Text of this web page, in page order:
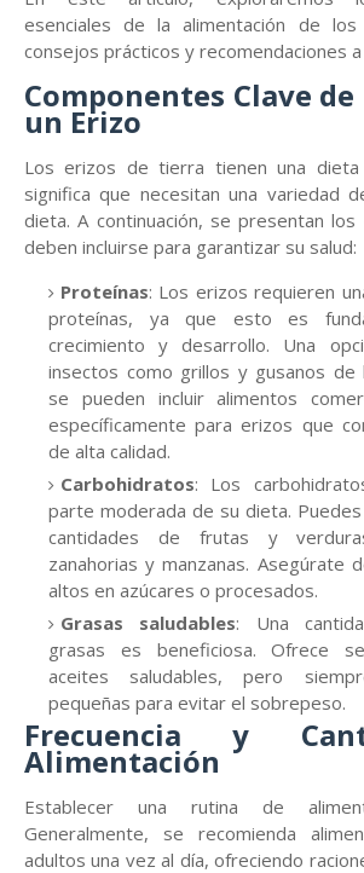
esenciales de la alimentación de
consejos prácticos y recomendaciones
Componentes Clave
un Erizo
Los erizos de tierra tienen una
significa que necesitan una variedad
dieta. A continuación, se presentan
deben incluirse para garantizar su salud:
Proteínas: Los erizos requieren
proteínas, ya que esto es
crecimiento y desarrollo. Una
insectos como grillos y gusanos de
se pueden incluir alimentos
específicamente para erizos que
de alta calidad.
Carbohidratos: Los
parte moderada de su dieta.
cantidades de frutas y
zanahorias y manzanas. Asegúrate
altos en azúcares o procesados.
Grasas saludables: Una
grasas es beneficiosa. Ofrece
aceites saludables, pero
pequeñas para evitar el sobrepeso.
Frecuencia y
Alimentación
Establecer una rutina de
Generalmente, se recomienda
adultos una vez al día, ofreciendo